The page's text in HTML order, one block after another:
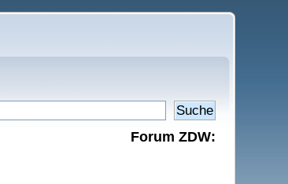
Forum ZDW: